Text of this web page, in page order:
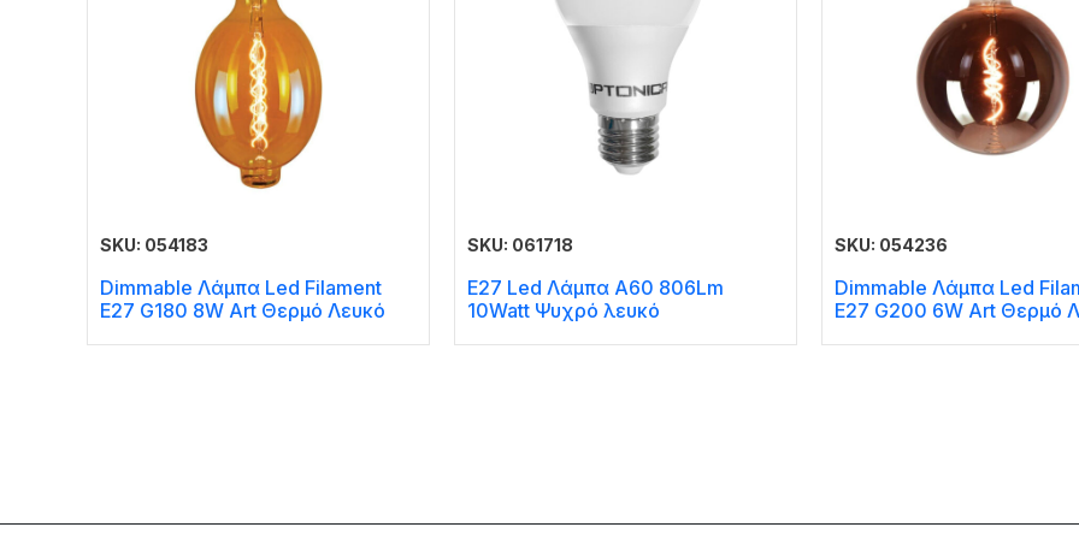
SKU: 054183
Dimmable Λάμπα Led Filament
E27 G180 8W Art Θερμό Λευκό
SKU: 061718
E27 Led Λάμπα A60 806Lm
10Watt Ψυχρό λευκό
SKU: 054236
Dimmable Λάμπα Led
E27 G200 6W Art Θερμό